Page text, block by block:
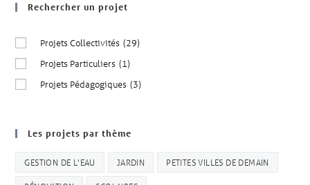
Rechercher un projet
Projets Collectivités (29)
Projets Particuliers (1)
Projets Pédagogiques (3)
Les projets par thème
GESTION DE L'EAU JARDIN PETITES VILLES DE DEMAIN